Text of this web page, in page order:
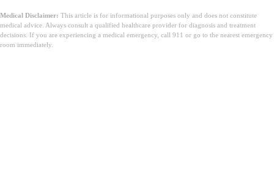
Medical Disclaimer: This article is for informational purposes only and does not constitute
medical advice. Always consult a qualified healthcare provider for diagnosis and treatment
decisions. If you are experiencing a medical emergency, call 911 or go to the nearest emergency
room immediately.